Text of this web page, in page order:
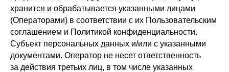
хранится и обрабатывается указанными лицами
(Операторами) в соответствии с их Пользовательским
соглашением и Политикой конфиденциальности.
Субъект персональных данных и/или с указанными
документами. Оператор не несет ответственность
за действия третьих лиц, в том числе указанных